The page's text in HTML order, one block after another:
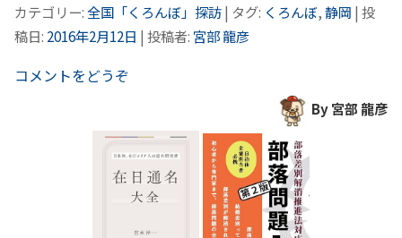
カテゴリー:全国「くろんぼ」探訪| タグ: くろんぼ,静岡 | 投
稿日: 2016年2月12日 | 投稿者: 宮部 龍彦
コメントをどうぞ
By 宮部 龍彦